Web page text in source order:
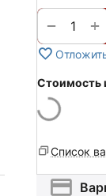
+
−
Стоимость
Список